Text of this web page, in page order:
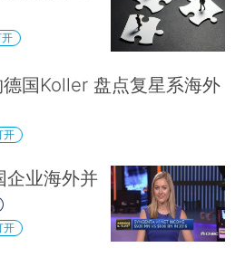
国Koller 盘点复星系海外
开
企业海外并
开